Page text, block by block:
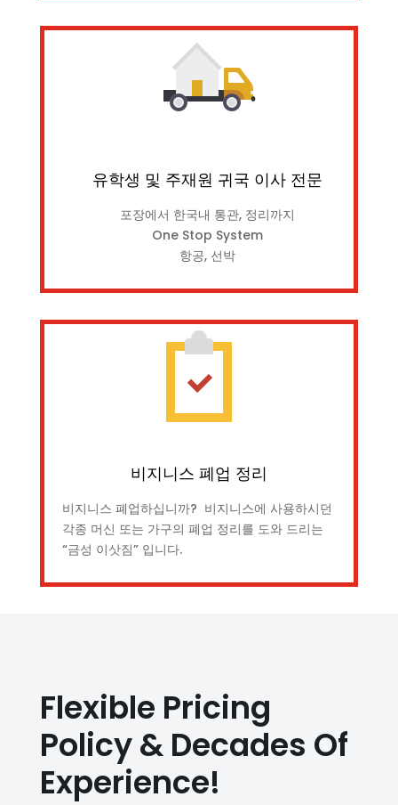
유학생 및 주재원 귀국 이사 전문
포장에서 한국내 통관, 정리까지
One Stop System
항공, 선박
비지니스 폐업 정리
비지니스 폐업하십니까? 비지니스에 사용하시던
각종 머신 또는 가구의 폐업 정리를 도와 드리는
“금성 이삿짐” 입니다.
Flexible Pricing
Policy & Decades Of
Experience!